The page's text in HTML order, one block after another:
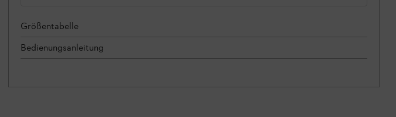
Größentabelle
Bedienungsanleitung